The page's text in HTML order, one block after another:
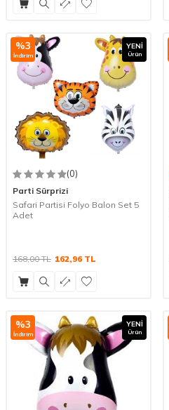
%3
İndirim
YENI
Ürün
(0)
Parti Sürprizi
Safari Partisi Folyo Balon Set 5
Adet
168,00TL 162,96TL
%3
İndirim
YENI
Ürün